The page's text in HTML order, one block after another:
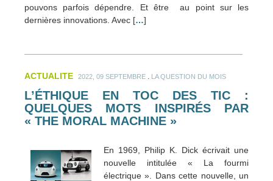
pouvons parfois dépendre. Et être au point sur les
dernières innovations. Avec […]
ACTUALITE 2022, 09 SEPTEMBRE LA QUESTION DU MOIS
L’ÉTHIQUE EN TOC DES TIC :
QUELQUES MOTS INSPIRÉS PAR
« THE MORAL MACHINE »
En 1969, Philip K. Dick écrivait une
nouvelle intitulée « La fourmi
électrique ». Dans cette nouvelle, un